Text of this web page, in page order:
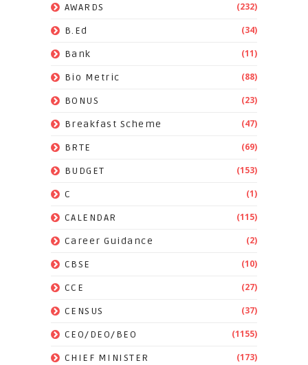
AWARDS (232)
B.Ed (34)
Bank (11)
Bio Metric (88)
BONUS (23)
Breakfast Scheme (47)
BRTE (69)
BUDGET (153)
C (1)
CALENDAR (115)
Career Guidance (2)
CBSE (10)
CCE (27)
CENSUS (37)
CEO/DEO/BEO (1155)
CHIEF MINISTER (173)